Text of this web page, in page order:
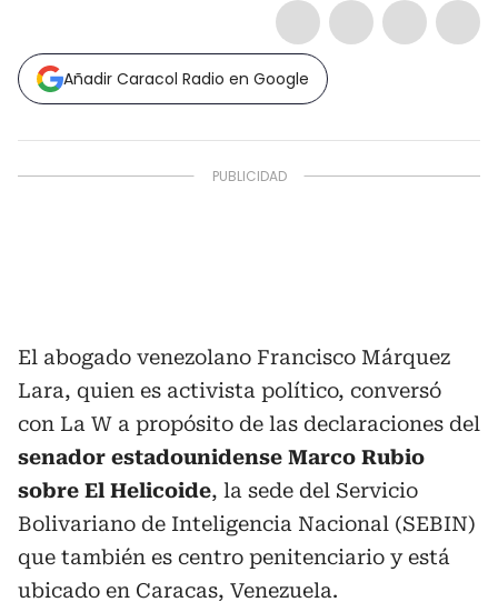
Añadir Caracol Radio en Google
El abogado venezolano Francisco Márquez
Lara, quien es activista político, conversó
con La W a propósito de las declaraciones del
senador estadounidense Marco Rubio
sobre El Helicoide, la sede del Servicio
Bolivariano de Inteligencia Nacional (SEBIN)
que también es centro penitenciario y está
ubicado en Caracas, Venezuela.